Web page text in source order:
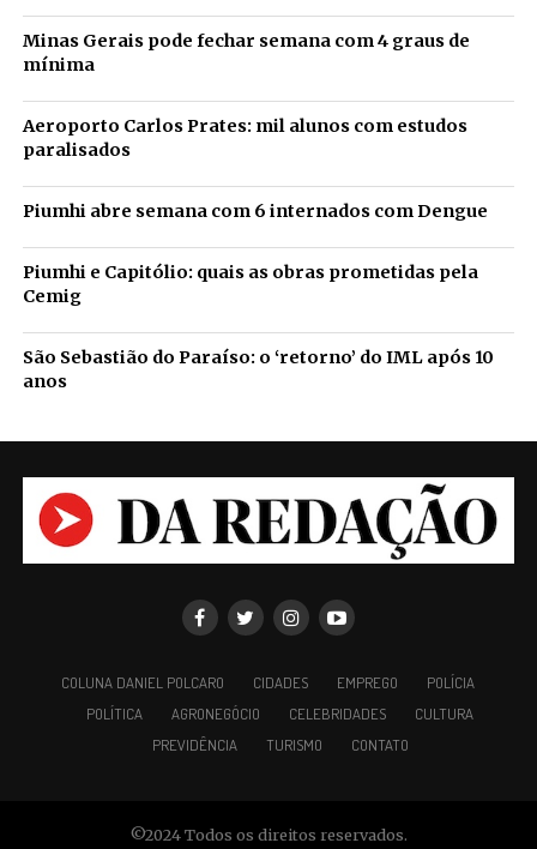
Minas Gerais pode fechar semana com 4 graus de
mínima
Aeroporto Carlos Prates: mil alunos com estudos
paralisados
Piumhi abre semana com 6 internados com Dengue
Piumhi e Capitólio: quais as obras prometidas pela
Cemig
São Sebastião do Paraíso: o ‘retorno’ do IML após 10
anos
COLUNA DANIEL POLCARO CIDADES EMPREGO
POLÍCIA
POLÍTICA
AGRONEGÓCIO CELEBRIDADES
CULTURA
PREVIDÊNCIA
TURISMO CONTATO
©2024 Todos os direitos reservados.